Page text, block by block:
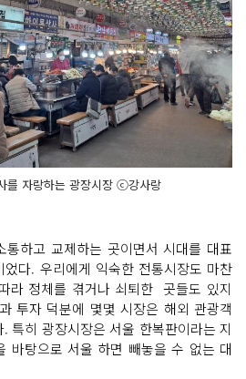
를 자랑하는 광장시장 ⓒ강사랑
통하고 교제하는 곳이면서 시대를 대표
다. 우리에게 익숙한 전통시장도 마찬
라 정체를 겪거나 쇠퇴한 곳들도 있지
투자 덕분에 몇몇 시장은 해외 관광객
특히 광장시장은 서울 한복판이라는 지
바탕으로 서울 하면 빼놓을 수 없는 대